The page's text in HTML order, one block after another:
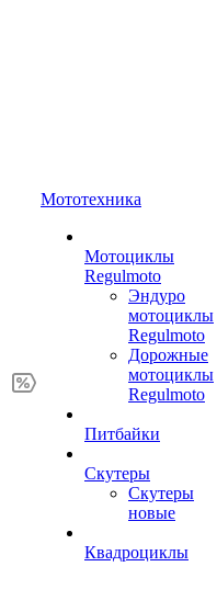
Мототехника
Мотоциклы
Regulmoto
Эндуро
мотоциклы
Regulmoto
Дорожные
мотоциклы
Regulmoto
Питбайки
Скутеры
Скутеры
новые
Квадроциклы